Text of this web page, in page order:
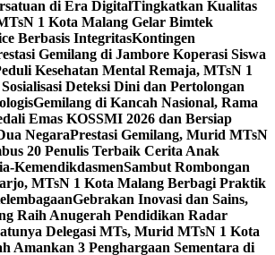
di Era DigitalTingkatkan Kualitas
1 Kota Malang Gelar Bimtek
Berbasis IntegritasKontingen
Gemilang di Jambore Koperasi Siswa
Kesehatan Mental Remaja, MTsN 1
Deteksi Dini dan Pertolongan
Gemilang di Kancah Nasional, Rama
Emas KOSSMI 2026 dan Bersiap
NegaraPrestasi Gemilang, Murid MTsN
20 Penulis Terbaik Cerita Anak
KemendikdasmenSambut Rombongan
MTsN 1 Kota Malang Berbagi Praktik
Gebrakan Inovasi dan Sains,
Raih Anugerah Pendidikan Radar
Delegasi MTs, Murid MTsN 1 Kota
Amankan 3 Penghargaan Sementara di